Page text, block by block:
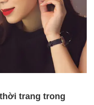
trang trong